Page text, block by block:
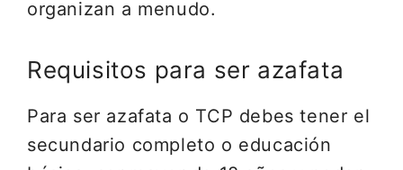
organizan a menudo.
Requisitos para ser azafata
Para ser azafata o TCP debes tener el
secundario completo o educación